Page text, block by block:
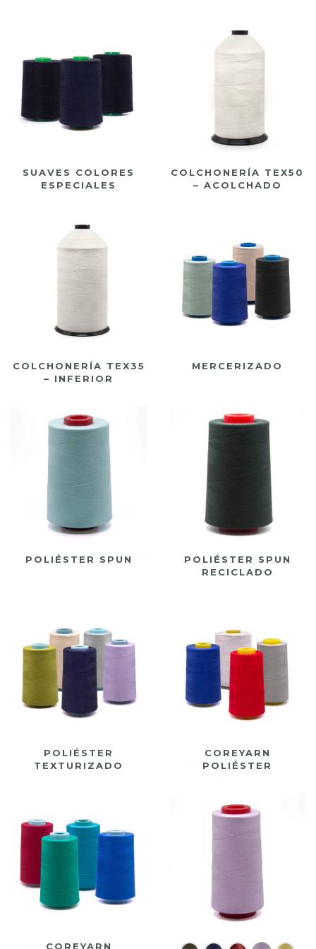
SUAVES COLORES
ESPECIALES
COLCHONERÍA TEX50
– ACOLCHADO
COLCHONERÍA TEX35
– INFERIOR
MERCERIZADO
POLIÉSTER SPUN
POLIÉSTER SPUN
RECICLADO
POLIÉSTER
TEXTURIZADO
COREYARN
POLIÉSTER
COREYARN